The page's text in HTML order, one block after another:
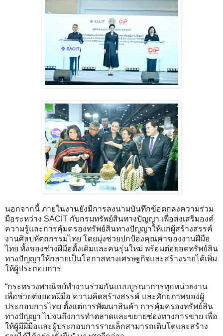
นอกจากนี้ ภายในงานยังมีการลงนามบันทึกข้อตกลงความร่วม
มือระหว่าง SACIT กับกรมทรัพย์สินทางปัญญา เพื่อส่งเสริมองค์
ความรู้และการคุ้มครองทรัพย์สินทางปัญญาให้แก่ผู้สร้างสรรค์
งานศิลปหัตถกรรมไทย โดยมุ่งช่วยปกป้องคุณค่าของงานฝีมือ
ไทย ทั้งของช่างฝีมือดั้งเดิมและคนรุ่นใหม่ พร้อมต่อยอดทรัพย์สิน
ทางปัญญาให้กลายเป็นโอกาสทางเศรษฐกิจและสร้างรายได้เพิ่ม
ให้ผู้ประกอบการ
“กระทรวงพาณิชย์ทำงานร่วมกันแบบบูรณาการทุกหน่วยงาน
เพื่อช่วยต่อยอดฝีมือ ความคิดสร้างสรรค์ และศักยภาพของผู้
ประกอบการไทย ตั้งแต่การพัฒนาสินค้า การคุ้มครองทรัพย์สิน
ทางปัญญา ไปจนถึงการทำตลาดและขยายช่องทางการขาย เพื่อ
ให้ผู้มีฝีมือและผู้ประกอบการรายเล็กสามารถเติบโตและสร้าง